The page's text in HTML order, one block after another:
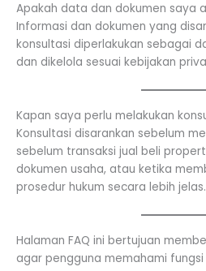
Apakah data dan dokumen saya
Informasi dan dokumen yang
konsultasi diperlakukan sebagai
dan dikelola sesuai kebijakan
Kapan saya perlu melakukan
Konsultasi disarankan sebelum
sebelum transaksi jual beli
dokumen usaha, atau ketika
prosedur hukum secara lebih jelas.
Halaman FAQ ini bertujuan
agar pengguna memahami